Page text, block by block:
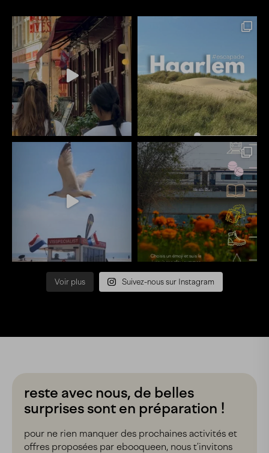
Voir plus Suivez-nous sur Instagram
reste avec nous, de belles
surprises sont en préparation !
pour ne rien manquer des prochaines activités et
offres proposées par ebooqueen, nous t’invitons